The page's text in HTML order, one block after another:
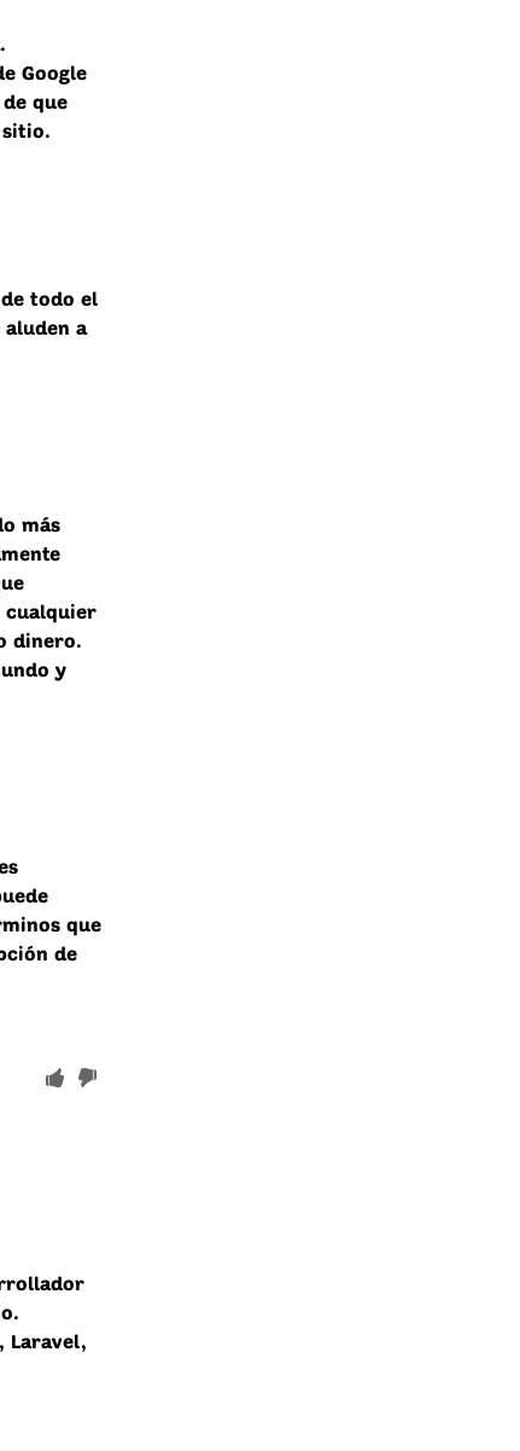
Google
que
sitio.
todo el
a
más
cualquier
dinero.
y
que
de
Laravel,